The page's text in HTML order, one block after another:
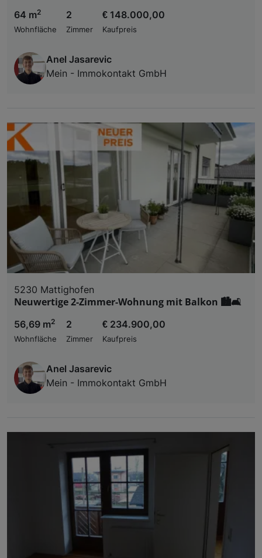
64 m2
Wohnfläche
2
Zimmer
€ 148.000,00
Kaufpreis
Anel Jasarevic
Mein - Immokontakt GmbH
5230 Mattighofen
Neuwertige 2-Zimmer-Wohnung mit Balkon 🏙️🛋️
56,69 m2
Wohnfläche
2
Zimmer
€ 234.900,00
Kaufpreis
Anel Jasarevic
Mein - Immokontakt GmbH